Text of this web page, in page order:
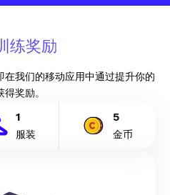
练奖励
我们的移动应用中通过提升你的
得奖励。
1
服装
5
金币